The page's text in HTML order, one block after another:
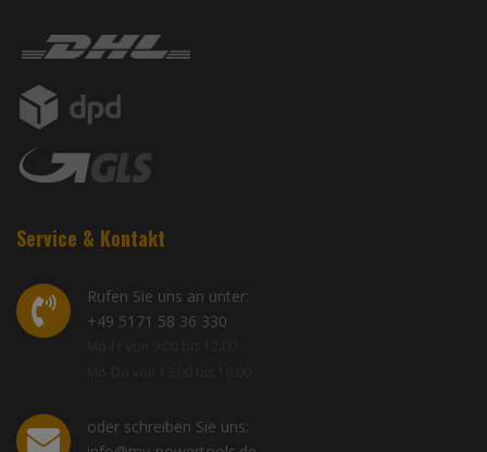
Service & Kontakt
Rufen Sie uns an unter:
+49 5171 58 36 330
oder schreiben Sie uns: